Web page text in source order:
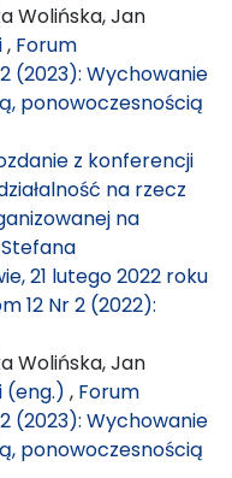
Wolińska, Jan
, Forum
(2023): Wychowanie
ponowoczesnością
z konferencji
na rzecz
na
21 lutego 2022 roku
12 Nr 2 (2022):
Wolińska, Jan
(eng.) , Forum
(2023): Wychowanie
ponowoczesnością